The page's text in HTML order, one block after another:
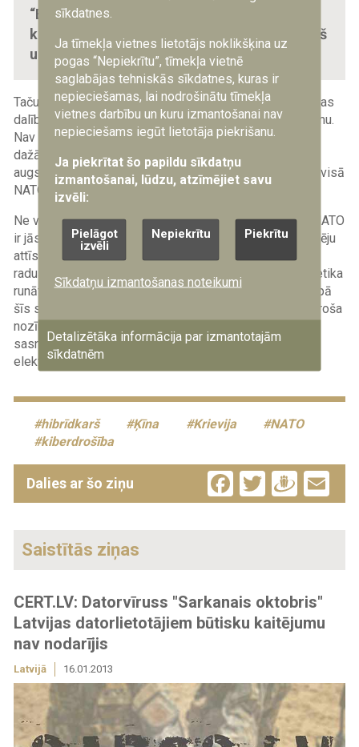
“Es domāju, ka Baltijas valstis varētu daudz
ko pamācīt pārējām NATO dalībvalstīm,” viņš
uzsver.
Taču šo spēju apjoms ir jāvērtē kopējā kontekstā ar katras
dalībvalsts spējām, analizējot NATO kā vienotu veselumu.
Nav vērts pievērst tik lielu uzmanību atšķirībām starp
dažādām dalībvalstīm. Būtiski ir veidot pēc iespējas
augstāku vienotu standartu šīs karadarbības dimensijā visā
NATO ietvarā.
Ne visas dalībvalstis var būt izcilas visās jomās, bet NATO
ir jāspēj nodrošināt, ka dalībvalstu vidū ir paritāte šo spēju
attīstībā, nosakot standartus. Viņaprāt, izaicinājumi
radušies, jo vairāku gadu garumā par šīm problēmām netika
runāts, turklāt elektroniskās karadarbības kopienu starpā
šīs sarunas ierobežo valstu noslēpumi. Šajā jomā izšķiroša
nozīme ir regulārai ideju un viedokļu apmaiņai, tādējādi
sasniedzot pēc iespējas augstākus rezultātus kopējā
elektroniskās karadarbības spēju līmenī.
hibrīdkarš Ķīna Krievija
NATO
kiberdrošība
Dalies ar šo ziņu Facebook
Twitter
Saistītās ziņas
CERT.LV: Datorvīruss "Sarkanais oktobris"
Latvijas datorlietotājiem būtisku kaitējumu
nav nodarījis
Latvijā 16.01.2013
sīkdatnes.
Ja tīmekļa vietnes lietotājs noklikšķina uz
pogas “Nepiekrītu”, tīmekļa vietnē
saglabājas tehniskās sīkdatnes, kuras ir
nepieciešamas, lai nodrošinātu tīmekļa
vietnes darbību un kuru izmantošanai nav
nepieciešams iegūt lietotāja piekrišanu.
Ja piekrītat šo papildu sīkdatņu
izmantošanai, lūdzu, atzīmējiet savu
izvēli:
Pielāgot
izvēli
Nepiekrītu Piekrītu
Sīkdatņu izmantošanas noteikumi
Detalizētāka informācija par izmantotajām
sīkdatnēm